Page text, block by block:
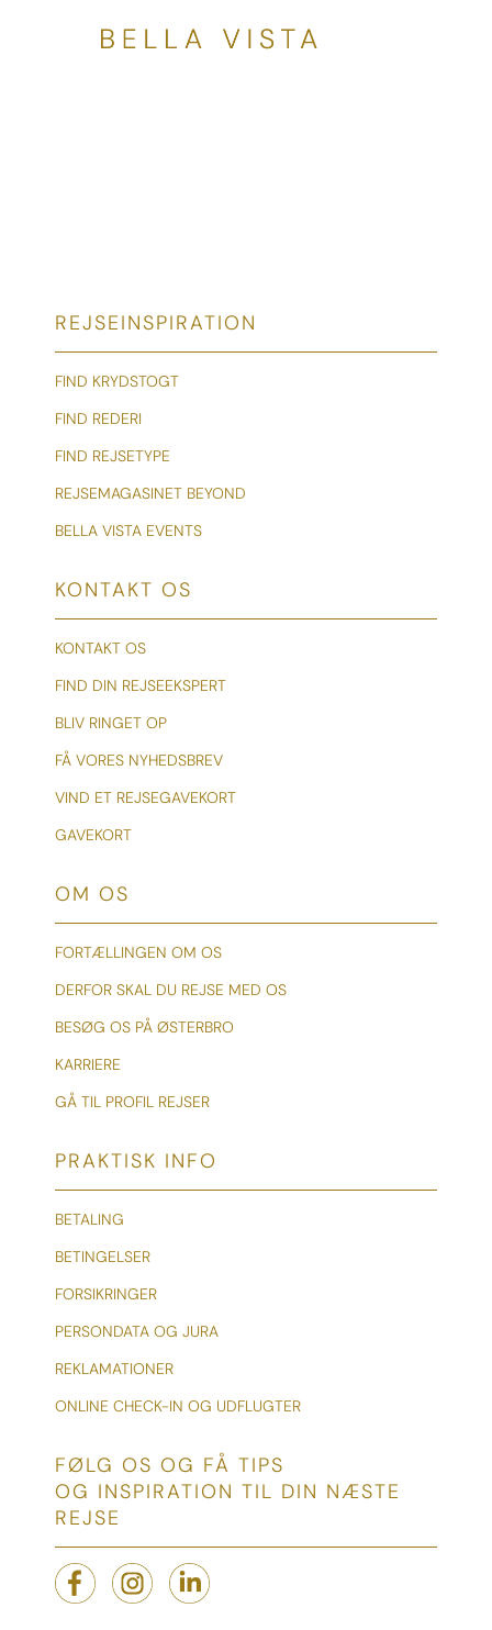
REJSEINSPIRATION
FIND KRYDSTOGT
FIND REDERI
FIND REJSETYPE
REJSEMAGASINET BEYOND
BELLA VISTA EVENTS
KONTAKT OS
KONTAKT OS
FIND DIN REJSEEKSPERT
BLIV RINGET OP
FÅ VORES NYHEDSBREV
VIND ET REJSEGAVEKORT
GAVEKORT
OM OS
FORTÆLLINGEN OM OS
DERFOR SKAL DU REJSE MED OS
BESØG OS PÅ ØSTERBRO
KARRIERE
GÅ TIL PROFIL REJSER
PRAKTISK INFO
BETALING
BETINGELSER
FORSIKRINGER
PERSONDATA OG JURA
REKLAMATIONER
ONLINE CHECK-IN OG UDFLUGTER
FØLG OS OG FÅ TIPS
OG INSPIRATION TIL DIN NÆSTE
REJSE